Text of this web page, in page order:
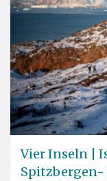
Vier Inseln |
Spitzbergen-